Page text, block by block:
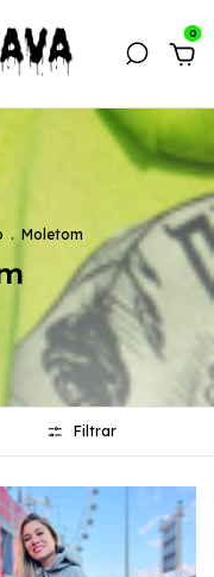
0
. Moletom
Filtrar